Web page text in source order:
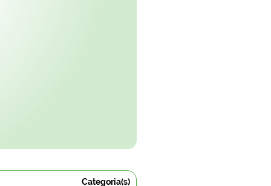
Categoria(s)